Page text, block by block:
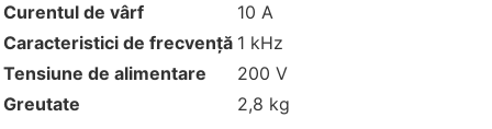
Curentul de vârf
10 A
Caracteristici de frecvență 1 kHz
Tensiune de alimentare
200 V
Greutate
2,8 kg